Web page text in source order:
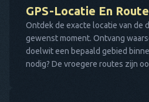
GPS-Locatie En
Ontdek de exacte locatie van de
gewenst moment. Ontvang
doelwit een bepaald gebied
nodig? De vroegere routes zijn